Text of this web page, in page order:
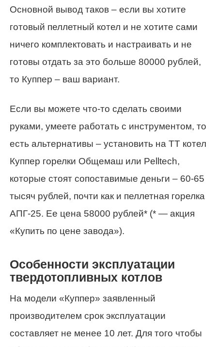
Основной вывод таков – если вы хотите
готовый пеллетный котел и не хотите сами
ничего комплектовать и настраивать и не
готовы отдать за это больше 80000 рублей,
то Куппер – ваш вариант.
Если вы можете что-то сделать своими
руками, умеете работать с инструментом, то
есть альтернативы – установить на ТТ котел
Куппер горелки Общемаш или Pelltech,
которые стоят сопоставимые деньги – 60-65
тысяч рублей, почти как и пеллетная горелка
АПГ-25. Ее цена 58000 рублей* (* — акция
«Купить по цене завода»).
Особенности эксплуатации
твердотопливных котлов
На модели «Куппер» заявленный
производителем срок эксплуатации
составляет не менее 10 лет. Для того чтобы